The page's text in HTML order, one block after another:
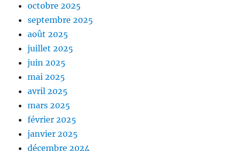
octobre 2025
septembre 2025
août 2025
juillet 2025
juin 2025
mai 2025
avril 2025
mars 2025
février 2025
janvier 2025
décembre 2024